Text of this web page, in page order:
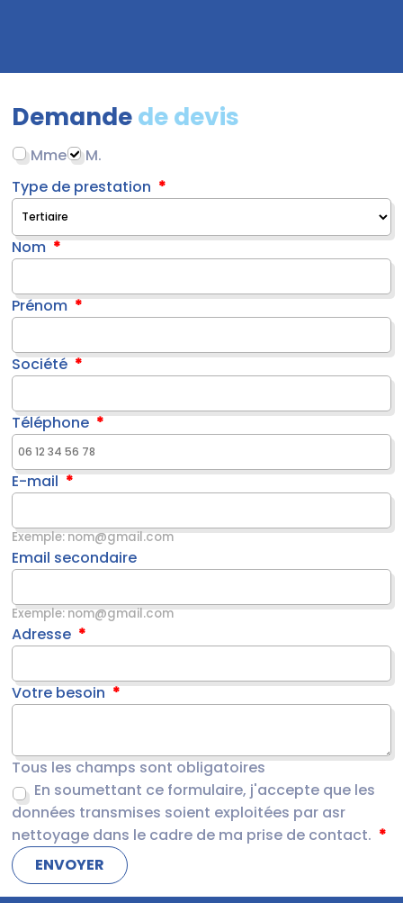
Demandede devis
Mme
M.
Type de prestation
Nom
Prénom
Société
Téléphone
E-mail
Exemple: nom@gmail.com
Email secondaire
Exemple: nom@gmail.com
Adresse
Votre besoin
Tous les champs sont obligatoires
En soumettant ce formulaire, j'accepte que les
données transmises soient exploitées par asr
nettoyage dans le cadre de ma prise de contact.